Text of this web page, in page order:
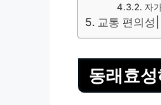
자
교통 편의성
동래효